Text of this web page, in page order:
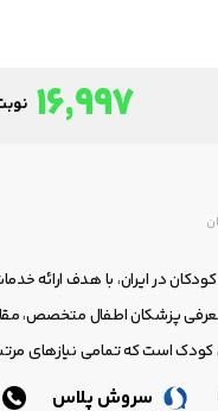
16,997
در ایران، با هدف ارائه
پزشکان اطفال متخصص،
کودک است که تمامی نیازهای
سروش پلاس